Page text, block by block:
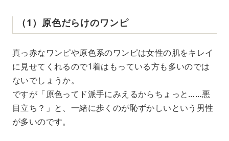
（1）原色だらけのワンピ
真っ赤なワンピや原色系のワンピは女性の肌をキレイ
に見せてくれるので1着はもっている方も多いのでは
ないでしょうか。
ですが「原色ってド派手にみえるからちょっと……悪
目立ち？」と、一緒に歩くのが恥ずかしいという男性
が多いのです。